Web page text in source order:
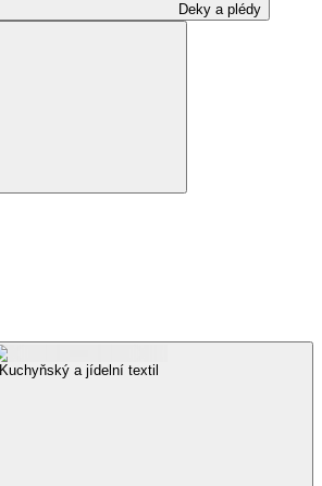
Deky a plédy
Kuchyňský a jídelní textil